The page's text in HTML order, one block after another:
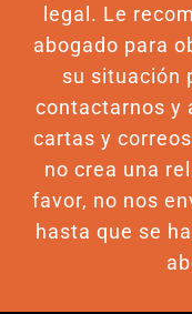
legal. Le
abogado para
su situación
contactarnos y
cartas y
no crea una
favor, no nos
hasta que se